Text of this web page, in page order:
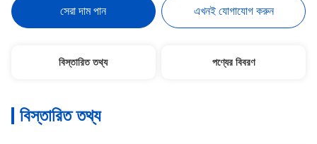
সেরা দাম পান এখনই যোগাযোগ করুন
বিস্তারিত তথ্য পণ্যের বিবরণ
বিস্তারিত তথ্য